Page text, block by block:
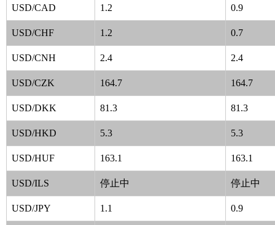
USD/CAD 1.2 0.9
USD/CHF 1.2 0.7
USD/CNH 2.4 2.4
USD/CZK 164.7 164.7
USD/DKK 81.3 81.3
USD/HKD 5.3 5.3
USD/HUF 163.1 163.1
USD/ILS 停止中 停止中
USD/JPY 1.1 0.9